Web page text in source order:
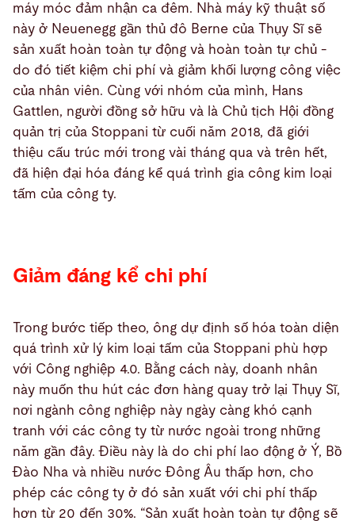
máy móc đảm nhận ca đêm. Nhà máy kỹ thuật số
này ở Neuenegg gần thủ đô Berne của Thụy Sĩ sẽ
sản xuất hoàn toàn tự động và hoàn toàn tự chủ -
do đó tiết kiệm chi phí và giảm khối lượng công việc
của nhân viên. Cùng với nhóm của mình, Hans
Gattlen, người đồng sở hữu và là Chủ tịch Hội đồng
quản trị của Stoppani từ cuối năm 2018, đã giới
thiệu cấu trúc mới trong vài tháng qua và trên hết,
đã hiện đại hóa đáng kể quá trình gia công kim loại
tấm của công ty.
Giảm đáng kể chi phí
Trong bước tiếp theo, ông dự định số hóa toàn diện
quá trình xử lý kim loại tấm của Stoppani phù hợp
với Công nghiệp 4.0. Bằng cách này, doanh nhân
này muốn thu hút các đơn hàng quay trở lại Thụy Sĩ,
nơi ngành công nghiệp này ngày càng khó cạnh
tranh với các công ty từ nước ngoài trong những
năm gần đây. Điều này là do chi phí lao động ở Ý, Bồ
Đào Nha và nhiều nước Đông Âu thấp hơn, cho
phép các công ty ở đó sản xuất với chi phí thấp
hơn từ 20 đến 30%. “Sản xuất hoàn toàn tự động sẽ